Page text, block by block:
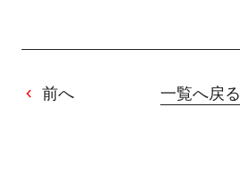
前へ 一覧へ戻る